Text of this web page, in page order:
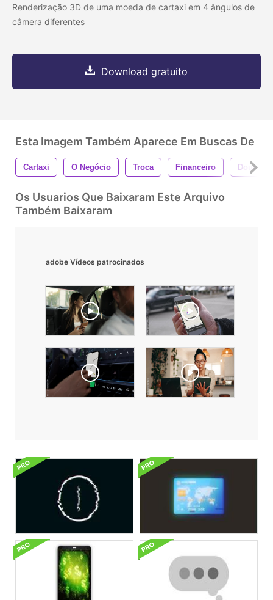
Renderização 3D de uma moeda de cartaxi em 4 ângulos de
câmera diferentes
Download gratuito
Esta Imagem Também Aparece Em Buscas De
Cartaxi O Negócio Troca Financeiro Dourado
Os Usuarios Que Baixaram Este Arquivo
Também Baixaram
adobe Vídeos patrocinados